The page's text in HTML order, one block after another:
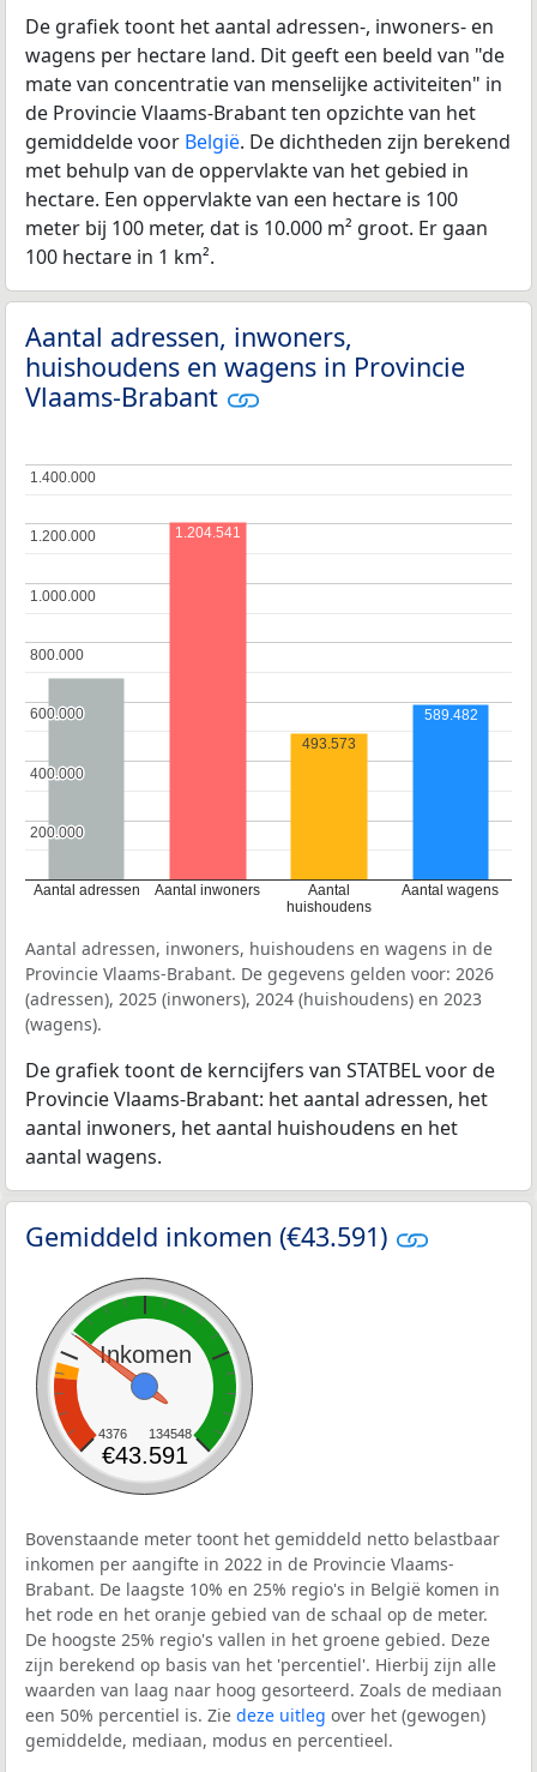
De grafiek toont het aantal adressen-, inwoners- en
wagens per hectare land. Dit geeft een beeld van "de
mate van concentratie van menselijke activiteiten" in
de Provincie Vlaams-Brabant ten opzichte van het
gemiddelde voor België. De dichtheden zijn berekend
met behulp van de oppervlakte van het gebied in
hectare. Een oppervlakte van een hectare is 100
meter bij 100 meter, dat is 10.000 m² groot. Er gaan
100 hectare in 1 km².
Aantal adressen, inwoners,
huishoudens en wagens in Provincie
Vlaams-Brabant
Aantal adressen Aantal inwoners
Aantal
huishoudens
Aantal wagens
200.000
200.000
400.000
400.000
600.000
600.000
800.000
800.000
1.000.000
1.000.000
1.200.000
1.200.000
1.400.000
1.400.000
1.204.541
493.573
589.482
Aantal adressen, inwoners, huishoudens en wagens in de
Provincie Vlaams-Brabant. De gegevens gelden voor: 2026
(adressen), 2025 (inwoners), 2024 (huishoudens) en 2023
(wagens).
De grafiek toont de kerncijfers van STATBEL voor de
Provincie Vlaams-Brabant: het aantal adressen, het
aantal inwoners, het aantal huishoudens en het
aantal wagens.
Gemiddeld inkomen (€43.591)
Inkomen
4376 134548
€43.591
Bovenstaande meter toont het gemiddeld netto belastbaar
inkomen per aangifte in 2022 in de Provincie Vlaams-
Brabant. De laagste 10% en 25% regio's in België komen in
het rode en het oranje gebied van de schaal op de meter.
De hoogste 25% regio's vallen in het groene gebied. Deze
zijn berekend op basis van het 'percentiel'. Hierbij zijn alle
waarden van laag naar hoog gesorteerd. Zoals de mediaan
een 50% percentiel is. Zie deze uitleg over het (gewogen)
gemiddelde, mediaan, modus en percentieel.